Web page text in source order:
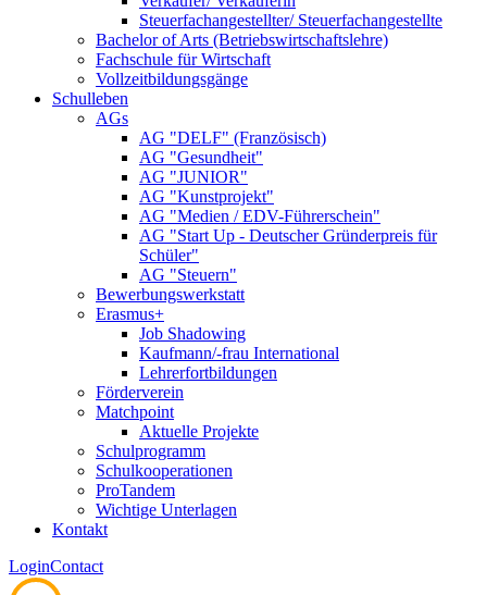
Steuerfachangestellter/ Steuerfachangestellte
Bachelor of Arts (Betriebswirtschaftslehre)
Fachschule für Wirtschaft
Vollzeitbildungsgänge
Schulleben
AGs
AG "DELF" (Französisch)
AG "Gesundheit"
AG "JUNIOR"
AG "Kunstprojekt"
AG "Medien / EDV-Führerschein"
AG "Start Up - Deutscher Gründerpreis für
Schüler"
AG "Steuern"
Bewerbungswerkstatt
Erasmus+
Job Shadowing
Kaufmann/-frau International
Lehrerfortbildungen
Förderverein
Matchpoint
Aktuelle Projekte
Schulprogramm
Schulkooperationen
ProTandem
Wichtige Unterlagen
Kontakt
LoginContact